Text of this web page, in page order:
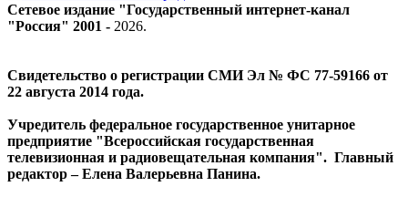
Сетевое издание "Государственный интернет-канал
"Россия" 2001 - 2026.
Свидетельство о регистрации СМИ Эл № ФС 77-59166 от
22 августа 2014 года.
Учредитель федеральное государственное унитарное
предприятие "Всероссийская государственная
телевизионная и радиовещательная компания". Главный
редактор – Елена Валерьевна Панина.